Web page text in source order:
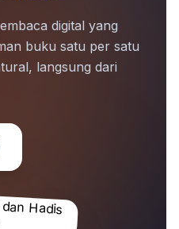
digital yang
buku satu per satu
langsung dari